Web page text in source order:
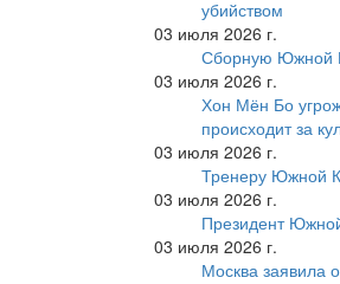
убийством
03 июля 2026 г.
Сборную Южной
03 июля 2026 г.
Хон Мён Бо
происходит за
03 июля 2026 г.
Тренеру Южной
03 июля 2026 г.
Президент
03 июля 2026 г.
Москва заявила